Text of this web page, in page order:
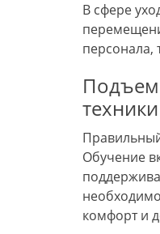
В сфере
персонала,
техники
Обучение
комфорт и